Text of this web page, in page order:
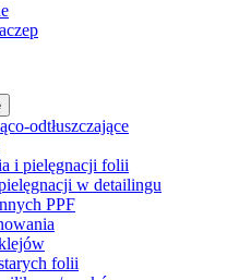
odtłuszczające
i pielęgnacji folii
w detailingu
PPF
folii